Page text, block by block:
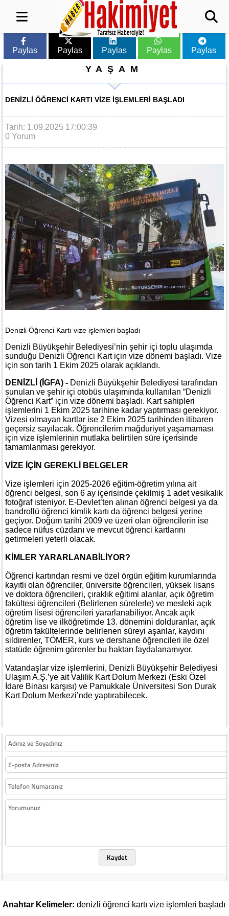
Paylas Paylas Paylas Paylas Paylas
YAŞAM
DENIZLI ÖĞRENCI KARTI VIZE IŞLEMLERI BAŞLADI
Tarih: 1.09.2025 17:00:39
0 Yorum
Denizli Öğrenci Kartı vize işlemleri başladı
Denizli Büyükşehir Belediyesi’nin şehir içi toplu ulaşımda
sunduğu Denizli Öğrenci Kart için vize dönemi başladı. Vize
için son tarih 1 Ekim 2025 olarak açıklandı.
DENİZLİ (İGFA) - Denizli Büyükşehir Belediyesi tarafından
sunulan ve şehir içi otobüs ulaşımında kullanılan “Denizli
Öğrenci Kart” için vize dönemi başladı. Kart sahipleri
işlemlerini 1 Ekim 2025 tarihine kadar yaptırması gerekiyor.
Vizesi olmayan kartlar ise 2 Ekim 2025 tarihinden itibaren
geçersiz sayılacak. Öğrencilerim mağduriyet yaşamaması
için vize işlemlerinin mutlaka belirtilen süre içerisinde
tamamlanması gerekiyor.
VİZE İÇİN GEREKLİ BELGELER
Vize işlemleri için 2025-2026 eğitim-öğretim yılına ait
öğrenci belgesi, son 6 ay içerisinde çekilmiş 1 adet vesikalık
fotoğraf isteniyor. E-Devlet’ten alınan öğrenci belgesi ya da
bandrollü öğrenci kimlik kartı da öğrenci belgesi yerine
geçiyor. Doğum tarihi 2009 ve üzeri olan öğrencilerin ise
sadece nüfus cüzdanı ve mevcut öğrenci kartlarını
getirmeleri yeterli olacak.
KİMLER YARARLANABİLİYOR?
Öğrenci kartından resmi ve özel örgün eğitim kurumlarında
kayıtlı olan öğrenciler, üniversite öğrencileri, yüksek lisans
ve doktora öğrencileri, çıraklık eğitimi alanlar, açık öğretim
fakültesi öğrencileri (Belirlenen sürelerle) ve mesleki açık
öğretim lisesi öğrencileri yararlanabiliyor. Ancak açık
öğretim lise ve ilköğretimde 13. dönemini dolduranlar, açık
öğretim fakültelerinde belirlenen süreyi aşanlar, kaydını
sildirenler, TÖMER, kurs ve dershane öğrencileri ile özel
statüde öğrenim görenler bu haktan faydalanamıyor.
Vatandaşlar vize işlemlerini, Denizli Büyükşehir Belediyesi
Ulaşım A.Ş.’ye ait Valilik Kart Dolum Merkezi (Eski Özel
İdare Binası karşısı) ve Pamukkale Üniversitesi Son Durak
Kart Dolum Merkezi’nde yaptırabilecek.
Kaydet
Anahtar Kelimeler: denizli öğrenci kartı vize işlemleri başladı